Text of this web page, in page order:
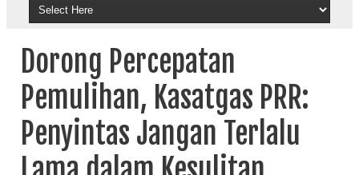
Dorong Percepatan
Pemulihan, Kasatgas PRR:
Penyintas Jangan Terlalu